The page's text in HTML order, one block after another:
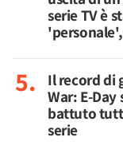
serie TV è
Il record di
War: E-Day
battuto
serie